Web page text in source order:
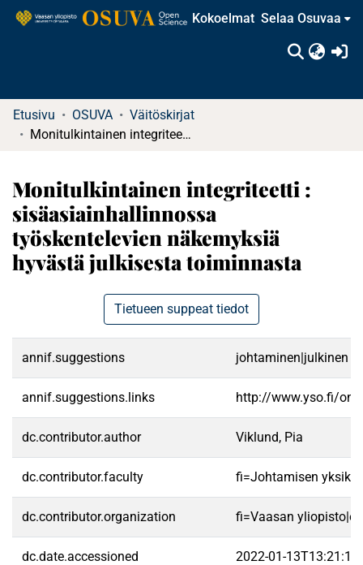
Kokoelmat Selaa Osuvaa
Etusivu OSUVA
Väitöskirjat
Monitulkintainen integriteetti : sisäasiainhallinnossa työskentelevien näkemyksiä hyvästä julkisesta toiminnasta
Monitulkintainen integriteetti :
sisäasiainhallinnossa
työskentelevien näkemyksiä
hyvästä julkisesta toiminnasta
Tietueen suppeat tiedot
annif.suggestions johtaminen|julkinen
annif.suggestions.links http://www.yso.fi/
dc.contributor.author Viklund, Pia
dc.contributor.faculty fi=Johtamisen
dc.contributor.organization fi=Vaasan
dc.date.accessioned 2022-01-